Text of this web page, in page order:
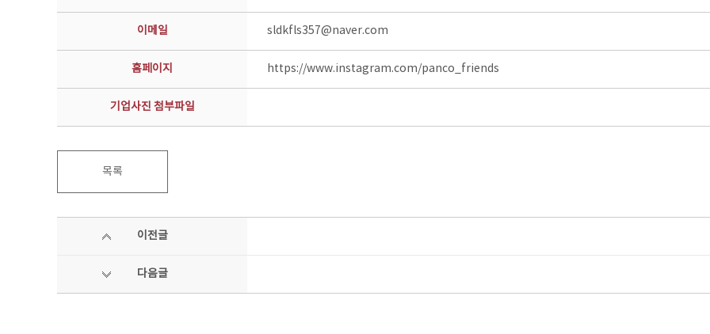
이메일 sldkfls357@naver.com
홈페이지 https://www.instagram.com/panco_friends
기업사진 첨부파일
목록
이전글
다음글